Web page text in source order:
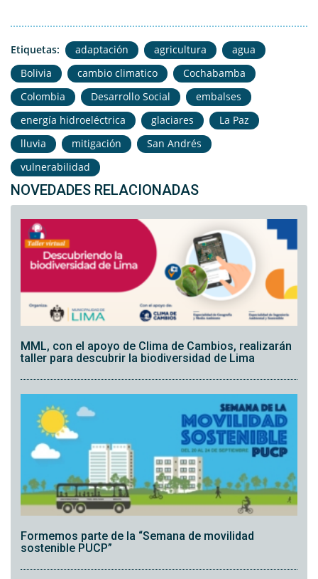
Etiquetas: adaptación agricultura
agua
Bolivia
cambio climatico
Cochabamba
Colombia
Desarrollo Social
embalses
energía hidroeléctrica
glaciares
La Paz
lluvia
mitigación
San Andrés
vulnerabilidad
NOVEDADES RELACIONADAS
MML, con el apoyo de Clima de Cambios, realizarán
taller para descubrir la biodiversidad de Lima
Formemos parte de la “Semana de movilidad
sostenible PUCP”